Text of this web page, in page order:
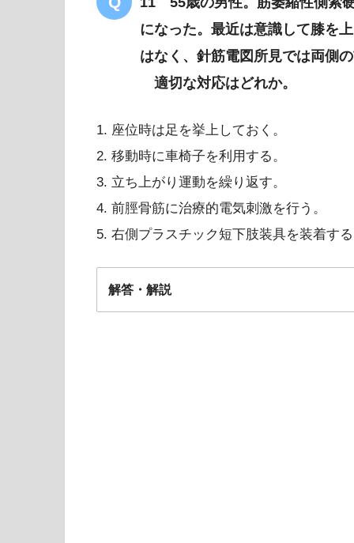
になった。最近は意識して膝を
はなく、針筋電図所見では両側
適切な対応はどれか。
1. 座位時は足を挙上しておく。
2. 移動時に車椅子を利用する。
3. 立ち上がり運動を繰り返す。
4. 前脛骨筋に治療的電気刺激を行う。
5. 右側プラスチック短下肢装具を装着す
解答・解説